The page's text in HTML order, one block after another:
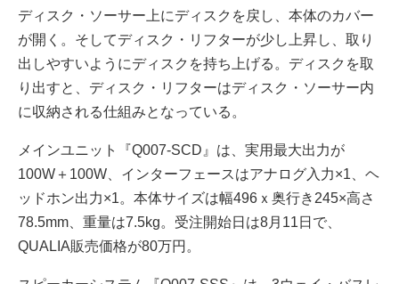
ディスク・ソーサー上にディスクを戻し、本体のカバー
が開く。そしてディスク・リフターが少し上昇し、取り
出しやすいようにディスクを持ち上げる。ディスクを取
り出すと、ディスク・リフターはディスク・ソーサー内
に収納される仕組みとなっている。
メインユニット『Q007-SCD』は、実用最大出力が
100W＋100W、インターフェースはアナログ入力×1、ヘ
ッドホン出力×1。本体サイズは幅496ｘ奥行き245×高さ
78.5mm、重量は7.5kg。受注開始日は8月11日で、
QUALIA販売価格が80万円。